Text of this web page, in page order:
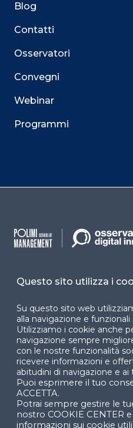
Blog
Contatti
Osservatori
Convegni
Webinar
Programmi
Facebook
© 2024 Copyright ©
di Ingegneria Gestionale
Questo sito utilizza i
Su questo sito web
alla navigazione e funzionali
Utilizziamo i cookie anche
navigazione sempre
con le nostre funzionalità
ricevere informazioni e
abitudini di navigazione e ai
Puoi esprimere il tuo
ACCETTA.
Potrai sempre gestire le
nostro COOKIE CENTER
informazioni sui cookie